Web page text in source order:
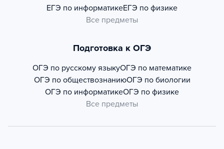
ЕГЭ по информатикеЕГЭ по физике
Все предметы
Подготовка к ОГЭ
ОГЭ по русскому языкуОГЭ по математике
ОГЭ по обществознаниюОГЭ по биологии
ОГЭ по информатикеОГЭ по физике
Все предметы